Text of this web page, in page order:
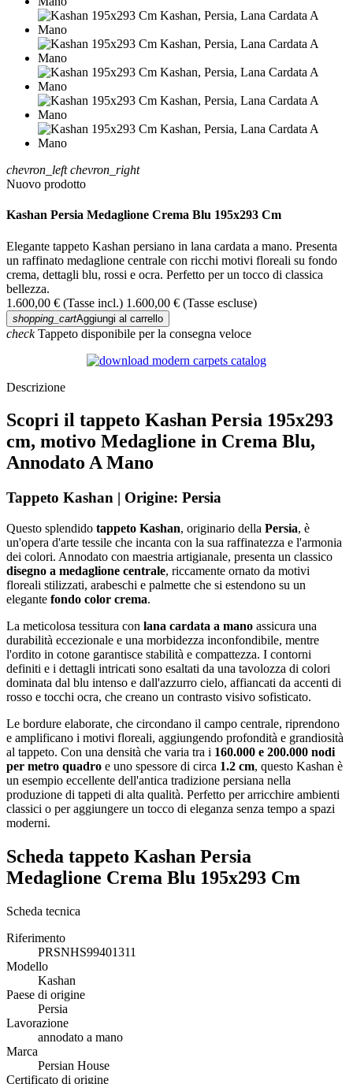
chevron_left chevron_right
Nuovo prodotto
Kashan Persia Medaglione Crema Blu 195x293 Cm
Elegante tappeto Kashan persiano in lana cardata a mano. Presenta
un raffinato medaglione centrale con ricchi motivi floreali su fondo
crema, dettagli blu, rossi e ocra. Perfetto per un tocco di classica
bellezza.
1.600,00 € (Tasse incl.) 1.600,00 € (Tasse escluse)
shopping_cartAggiungi al carrello
checkTappeto disponibile per la consegna veloce
Descrizione
Scopri il tappeto Kashan Persia 195x293
cm, motivo Medaglione in Crema Blu,
Annodato A Mano
Tappeto Kashan | Origine: Persia
Questo splendido tappeto Kashan, originario della Persia, è
un'opera d'arte tessile che incanta con la sua raffinatezza e l'armonia
dei colori. Annodato con maestria artigianale, presenta un classico
disegno a medaglione centrale, riccamente ornato da motivi
floreali stilizzati, arabeschi e palmette che si estendono su un
elegante fondo color crema.
La meticolosa tessitura con lana cardata a mano assicura una
durabilità eccezionale e una morbidezza inconfondibile, mentre
l'ordito in cotone garantisce stabilità e compattezza. I contorni
definiti e i dettagli intricati sono esaltati da una tavolozza di colori
dominata dal blu intenso e dall'azzurro cielo, affiancati da accenti di
rosso e tocchi ocra, che creano un contrasto visivo sofisticato.
Le bordure elaborate, che circondano il campo centrale, riprendono
e amplificano i motivi floreali, aggiungendo profondità e grandiosità
al tappeto. Con una densità che varia tra i 160.000 e 200.000 nodi
per metro quadro e uno spessore di circa 1.2 cm, questo Kashan è
un esempio eccellente dell'antica tradizione persiana nella
produzione di tappeti di alta qualità. Perfetto per arricchire ambienti
classici o per aggiungere un tocco di eleganza senza tempo a spazi
moderni.
Scheda tappeto Kashan Persia
Medaglione Crema Blu 195x293 Cm
Scheda tecnica
Riferimento
PRSNHS99401311
Modello
Kashan
Paese di origine
Persia
Lavorazione
annodato a mano
Marca
Persian House
Certificato di origine